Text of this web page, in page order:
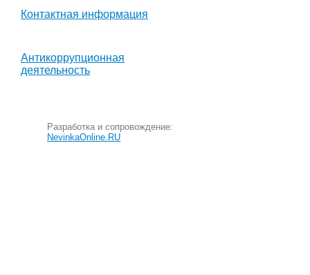
Контактная информация
Антикоррупционная
деятельность
Разработка и сопровождение:
NevinkaOnline.RU